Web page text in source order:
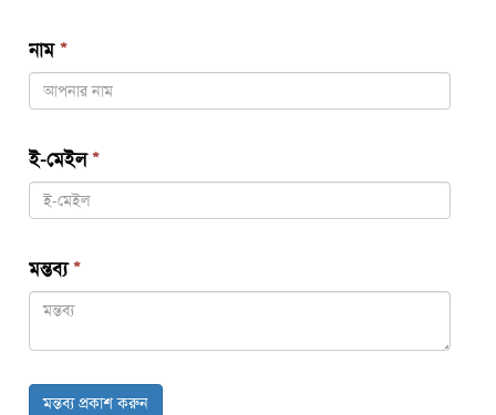
নাম*
ই-মেইল*
মন্তব্য*
মন্তব্য প্রকাশ করুন